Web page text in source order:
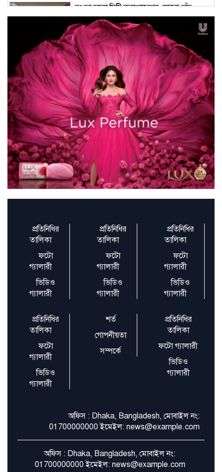
বগুড়া হলো সিটি করপোরেশন, আরো পাঁচ
উপজেলা গঠন
রমজান উপলক্ষে আরটিভির হিফজুল কোরআন
প্রতিযোগিতার সিলেকশন রাউন
রাষ্ট্র ধর্মনিরপেক্ষ না হলে কীভাবে অন্তর্ভুক্তিমূলক
হবে, প্র
৩৪,৪৯৭ কোটি টাকার পদ্মা ব্যারাজ প্রকল্পে ১৯
জেলার নদীতে ফিরব
ট্রাম্প ওয়াশিংটনে পৌঁছেছেন, প্রথম দিনেই সই
করবেন রেকর্ডসংখ্য
জেলা পর্যায়ে স্বাস্থ্যসেবা উন্নয়নে নতুন উদ্যোগ
প্রতিনিধির
তালিকা
ফটো
গ্যালারী
ভিডিও
গ্যালারী
প্রতিনিধির
তালিকা
ফটো
গ্যালারী
ভিডিও
গ্যালারী
প্রতিনিধির
তালিকা
ফটো
গ্যালারী
ভিডিও
গ্যালারী
প্রতিনিধির
তালিকা
ফটো
গ্যালারী
ভিডিও
গ্যালারী
শর্ত
গোপনীয়তা
সম্পর্কে
প্রতিনিধির
তালিকা
ফটো গ্যালারী
ভিডিও
গ্যালারী
অফিস : Dhaka, Bangladesh, মোবাইল নং:
01700000000 ইমেইল: news@example.com
অফিস : Dhaka, Bangladesh, মোবাইল নং:
01700000000 ইমেইল: news@example.com